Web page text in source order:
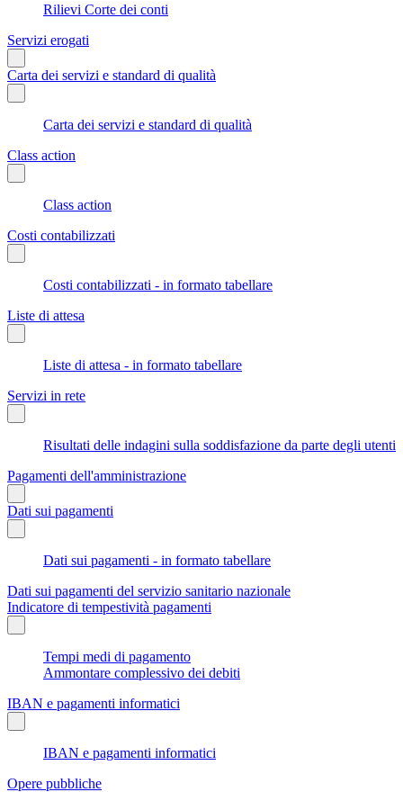
Rilievi Corte dei conti
Servizi erogati
Carta dei servizi e standard di qualità
Carta dei servizi e standard di qualità
Class action
Class action
Costi contabilizzati
Costi contabilizzati - in formato tabellare
Liste di attesa
Liste di attesa - in formato tabellare
Servizi in rete
Risultati delle indagini sulla soddisfazione da parte degli utenti
Pagamenti dell'amministrazione
Dati sui pagamenti
Dati sui pagamenti - in formato tabellare
Dati sui pagamenti del servizio sanitario nazionale
Indicatore di tempestività pagamenti
Tempi medi di pagamento
Ammontare complessivo dei debiti
IBAN e pagamenti informatici
IBAN e pagamenti informatici
Opere pubbliche